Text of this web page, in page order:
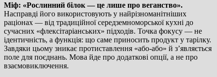
Міф: «Рослинний білок — це лише про веганство».
Насправді його використовують у найрізноманітніших
раціонах — від традиційної середземноморської кухні до
сучасних «флексітаріанських» підходів. Точка фокусу — не
ідентичність, а функція: що саме приносить продукт у тарілку.
Завдяки цьому зникає протиставлення «або-або» й з’являється
поле для поєднань. Мова йде про додаткові опції, а не про
взаємовиключення.